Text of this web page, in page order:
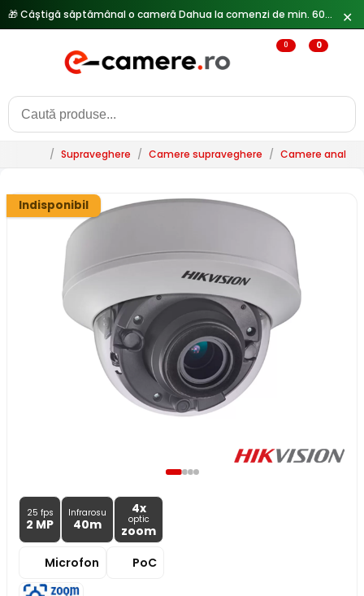
✕
0 0
/ Supraveghere / Camere supraveghere / Camere
Indisponibil
25 fps
2 MP
Infrarosu
40m
4x
optic
zoom
Microfon
PoC